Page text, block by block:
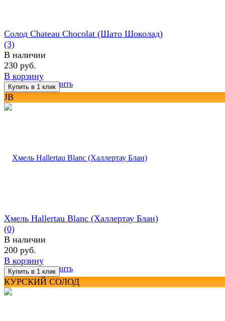
избранное сравнить
Солод Chateau Chocolat (Шато Шоколад)
(3)
В наличии
230 руб.
В корзину
JB
избранное сравнить
Хмель Hallertau Blanc (Халлертау Блан)
(0)
В наличии
200 руб.
В корзину
КУРСКИЙ СОЛОД